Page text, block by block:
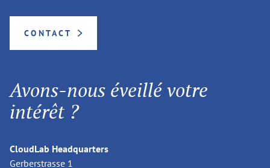
CONTACT
Avons-nous éveillé votre
intérêt ?
CloudLab Headquarters
Gerberstrasse 1